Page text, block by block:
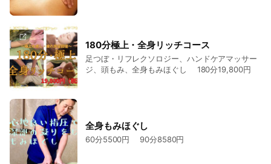
180分極上・全身リッチコース
足つぼ・リフレクソロジー、ハンドケアマッサー
ジ、頭もみ、全身もみほぐし 180分19,800円
全身もみほぐし
60分5500円 90分8580円